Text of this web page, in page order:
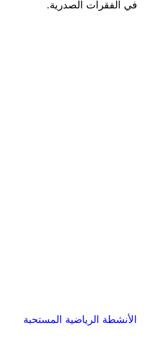
في الفقرات الصدرية.
الأنشطة الرياضية المستحبة